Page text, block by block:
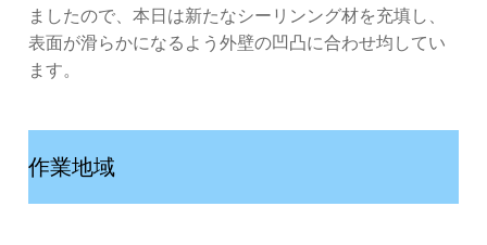
ましたので、本日は新たなシーリンング材を充填し、
表面が滑らかになるよう外壁の凹凸に合わせ均してい
ます。
作業地域